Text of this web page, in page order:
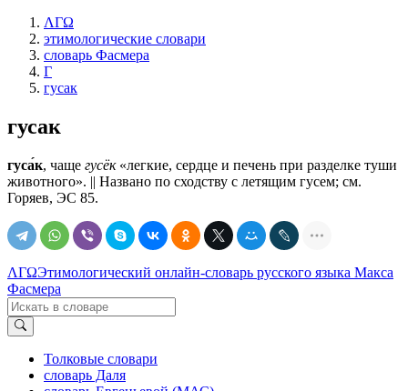
ΛΓΩ
этимологические словари
словарь Фасмера
Г
гусак
гусак
гуса́к, чаще гусёк«легкие, сердце и печень при разделке туши
животного». || Названо по сходству с летящим гусем; см.
Горяев, ЭС 85.
ΛΓΩЭтимологический онлайн-словарь русского языка Макса
Фасмера
Толковые словари
словарь Даля